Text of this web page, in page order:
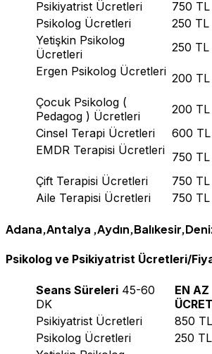
Psikiyatrist Ücretleri
750 TL
Psikolog Ücretleri
250 TL
Yetişkin Psikolog
Ücretleri
250 TL
Ergen Psikolog Ücretleri 200 TL
Çocuk Psikolog (
Pedagog ) Ücretleri
200 TL
Cinsel Terapi Ücretleri
600 TL
EMDR Terapisi Ücretleri 750 TL
Çift Terapisi Ücretleri
750 TL
Aile Terapisi Ücretleri
750 TL
Adana,Antalya
Psikolog ve Psikiyatrist Ücretleri/
Seans Süreleri 45-60
DK
EN AZ
ÜCRET
Psikiyatrist Ücretleri
850 TL
Psikolog Ücretleri
250 TL